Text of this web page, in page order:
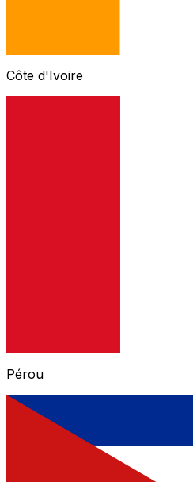
Côte d'Ivoire
Pérou